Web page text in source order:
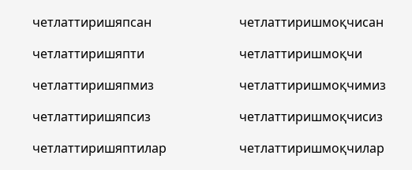
четлаттиришяпсан
четлаттиришяпти
четлаттиришяпмиз
четлаттиришяпсиз
четлаттиришяптилар
четлаттиришмоқчисан
четлаттиришмоқчи
четлаттиришмоқчимиз
четлаттиришмоқчисиз
четлаттиришмоқчилар